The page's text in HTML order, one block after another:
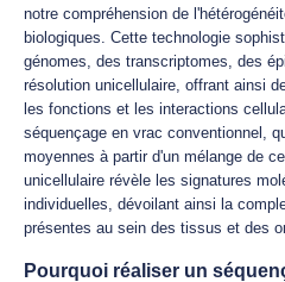
notre compréhension de
biologiques. Cette technologie
génomes, des transcriptomes, des
résolution unicellulaire, offrant ainsi
les fonctions et les interactions
séquençage en vrac conventionnel,
moyennes à partir d'un mélange de
unicellulaire révèle les signatures
individuelles, dévoilant ainsi la
présentes au sein des tissus et des
Pourquoi réaliser un